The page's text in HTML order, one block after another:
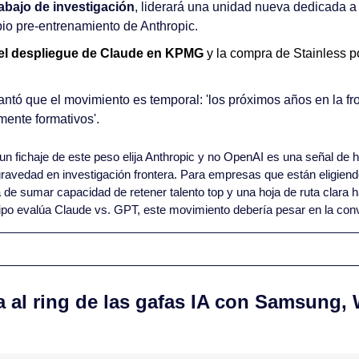
de investigación, liderará una unidad nueva dedicada
pre-entrenamiento de Anthropic.
despliegue de Claude en KPMG y la compra de Stainless
que el movimiento es temporal: 'los próximos años en la
formativos'.
fichaje de este peso elija Anthropic y no OpenAI es una señal de
en investigación frontera. Para empresas que están
sumar capacidad de retener talento top y una hoja de ruta clara
evalúa Claude vs. GPT, este movimiento debería pesar en la
ring de las gafas IA con Samsung,